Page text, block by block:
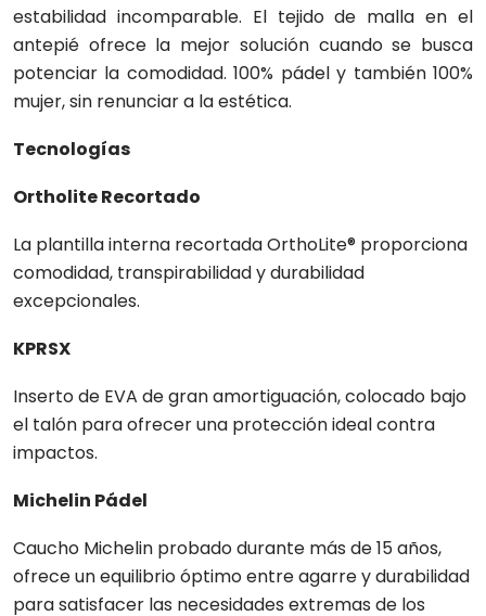
estabilidad incomparable. El tejido de malla en el
antepié ofrece la mejor solución cuando se busca
potenciar la comodidad. 100% pádel y también 100%
mujer, sin renunciar a la estética.
Tecnologías
Ortholite Recortado
La plantilla interna recortada OrthoLite® proporciona
comodidad, transpirabilidad y durabilidad
excepcionales.
KPRSX
Inserto de EVA de gran amortiguación, colocado bajo
el talón para ofrecer una protección ideal contra
impactos.
Michelin Pádel
Caucho Michelin probado durante más de 15 años,
ofrece un equilibrio óptimo entre agarre y durabilidad
para satisfacer las necesidades extremas de los